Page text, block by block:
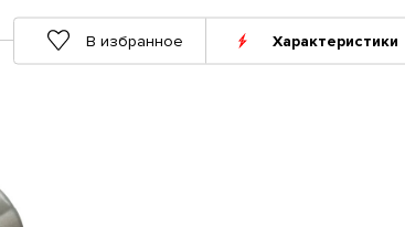
В избранное Характеристики